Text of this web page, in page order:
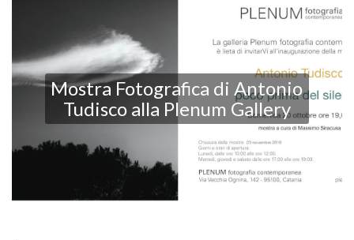
Mostra Fotografica di Antonio
Tudisco alla Plenum Gallery